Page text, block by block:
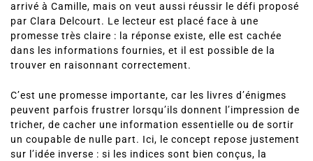
arrivé à Camille, mais on veut aussi réussir le défi proposé
par Clara Delcourt. Le lecteur est placé face à une
promesse très claire : la réponse existe, elle est cachée
dans les informations fournies, et il est possible de la
trouver en raisonnant correctement.
C’est une promesse importante, car les livres d’énigmes
peuvent parfois frustrer lorsqu’ils donnent l’impression de
tricher, de cacher une information essentielle ou de sortir
un coupable de nulle part. Ici, le concept repose justement
sur l’idée inverse : si les indices sont bien conçus, la